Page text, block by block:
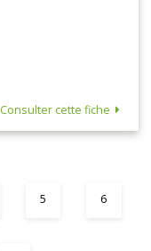
Consulter cette fiche
5 6